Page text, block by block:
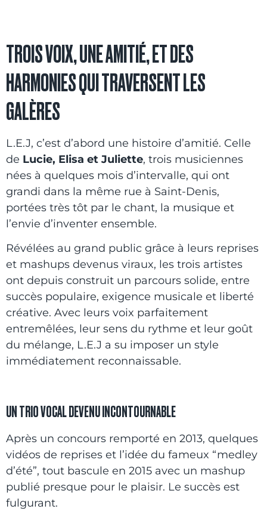
TROIS VOIX, UNE AMITIÉ, ET DES
HARMONIES QUI TRAVERSENT LES
GALÈRES
L.E.J, c’est d’abord une histoire d’amitié. Celle
de Lucie, Elisa et Juliette, trois musiciennes
nées à quelques mois d’intervalle, qui ont
grandi dans la même rue à Saint-Denis,
portées très tôt par le chant, la musique et
l’envie d’inventer ensemble.
Révélées au grand public grâce à leurs reprises
et mashups devenus viraux, les trois artistes
ont depuis construit un parcours solide, entre
succès populaire, exigence musicale et liberté
créative. Avec leurs voix parfaitement
entremêlées, leur sens du rythme et leur goût
du mélange, L.E.J a su imposer un style
immédiatement reconnaissable.
UN TRIO VOCAL DEVENU INCONTOURNABLE
Après un concours remporté en 2013, quelques
vidéos de reprises et l’idée du fameux “medley
d’été”, tout bascule en 2015 avec un mashup
publié presque pour le plaisir. Le succès est
fulgurant.